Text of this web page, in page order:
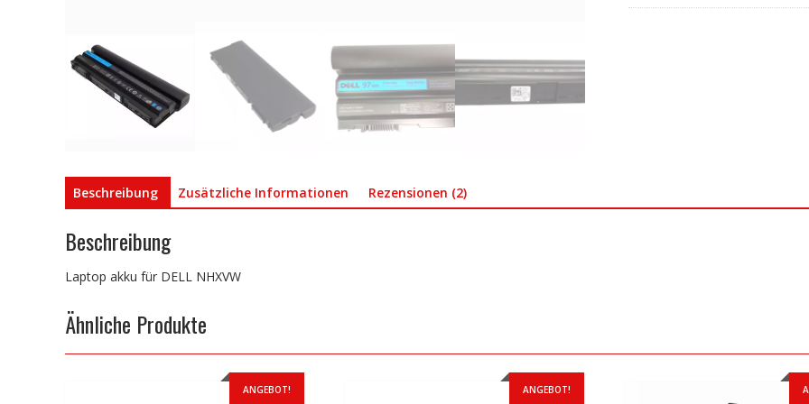
Beschreibung Zusätzliche Informationen Rezensionen (2)
Beschreibung
Laptop akku für DELL NHXVW
Ähnliche Produkte
ANGEBOT! ANGEBOT!